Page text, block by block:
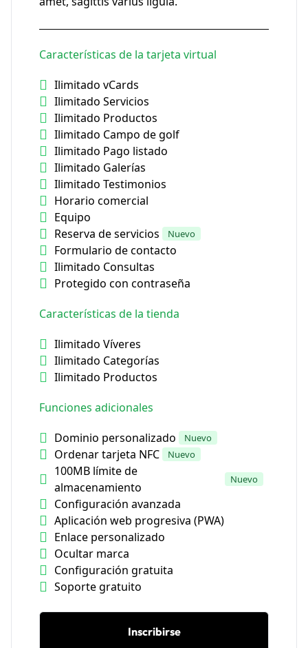
Características de la tarjeta virtual
Ilimitado vCards
Ilimitado Servicios
Ilimitado Productos
Ilimitado Campo de golf
Ilimitado Pago listado
Ilimitado Galerías
Ilimitado Testimonios
Horario comercial
Equipo
Reserva de servicios
Nuevo
Formulario de contacto
Ilimitado Consultas
Protegido con contraseña
Características de la tienda
Ilimitado Víveres
Ilimitado Categorías
Ilimitado Productos
Funciones adicionales
Dominio personalizado
Nuevo
Ordenar tarjeta NFC Nuevo
100MB límite de
almacenamiento
Nuevo
Configuración avanzada
Aplicación web progresiva (PWA)
Enlace personalizado
Ocultar marca
Configuración gratuita
Soporte gratuito
Inscribirse